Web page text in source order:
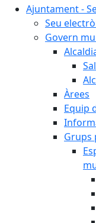
Ajuntament -
Seu
Govern
Àrees
Equip
Grups